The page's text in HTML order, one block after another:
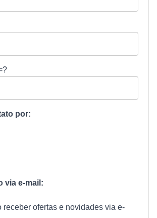
por:
via e-mail:
receber ofertas e novidades via e-